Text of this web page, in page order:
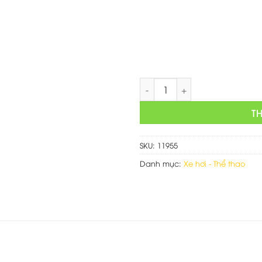
SKU: 11955
Danh mục: Xe hơi - Thể thao